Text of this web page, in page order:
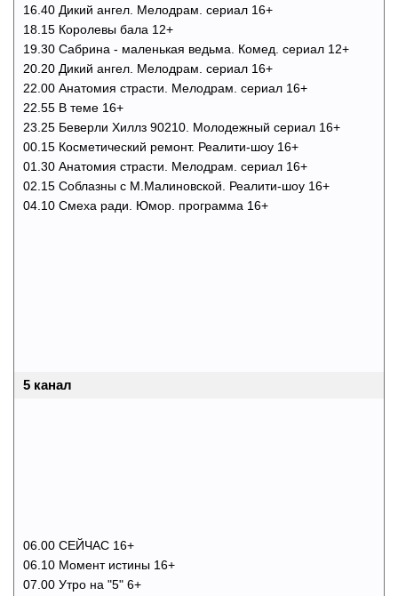
16.40 Дикий ангел. Мелодрам. сериал 16+
18.15 Королевы бала 12+
19.30 Сабрина - маленькая ведьма. Комед. сериал 12+
20.20 Дикий ангел. Мелодрам. сериал 16+
22.00 Анатомия страсти. Мелодрам. сериал 16+
22.55 В теме 16+
23.25 Беверли Хиллз 90210. Молодежный сериал 16+
00.15 Косметический ремонт. Реалити-шоу 16+
01.30 Анатомия страсти. Мелодрам. сериал 16+
02.15 Соблазны с М.Малиновской. Реалити-шоу 16+
04.10 Смеха ради. Юмор. программа 16+
5 канал
06.00 СЕЙЧАС 16+
06.10 Момент истины 16+
07.00 Утро на "5" 6+